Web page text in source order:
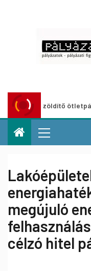
ötletpályázat
megújuló
célzó hitel